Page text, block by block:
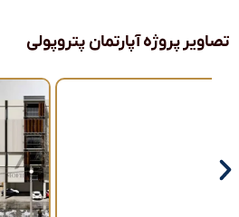
تصاویر پروژه آپارتمان پتروپولی